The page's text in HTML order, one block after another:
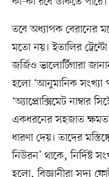
তবে অধ্যাপক বেরানের
মতো নয়। ইতালির ট্রেন্টো
জর্জিও ভালোর্টিগারা
হলো ‘আনুমানিক সংখ্যা
‘অ্যাপ্রোক্সিমেট
একধরনের সহজাত
ধারণা দেয়। তাদের
নিউরন’ থাকে, নির্দিষ্ট
হলো, বিজ্ঞানীরা সদ্য